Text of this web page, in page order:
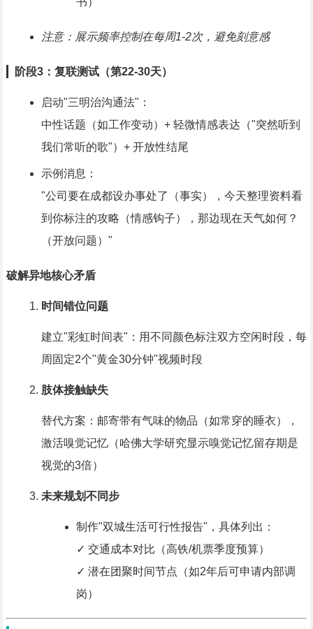
注意：展示频率控制在每周1-2次，避免刻意感
阶段3：复联测试（第22-30天）
启动"三明治沟通法"：
中性话题（如工作变动）+ 轻微情感表达（"突然听到
我们常听的歌"）+ 开放性结尾
示例消息：
"公司要在成都设办事处了（事实），今天整理资料看
到你标注的攻略（情感钩子），那边现在天气如何？
（开放问题）"
破解异地核心矛盾
时间错位问题
建立"彩虹时间表"：用不同颜色标注双方空闲时段，每
周固定2个"黄金30分钟"视频时段
肢体接触缺失
替代方案：邮寄带有气味的物品（如常穿的睡衣），
激活嗅觉记忆（哈佛大学研究显示嗅觉记忆留存期是
视觉的3倍）
未来规划不同步
制作"双城生活可行性报告"，具体列出：
✓ 交通成本对比（高铁/机票季度预算）
✓ 潜在团聚时间节点（如2年后可申请内部调
岗）